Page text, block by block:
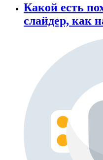
Какой есть
слайдер, как